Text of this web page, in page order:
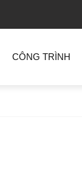
CÔNG TRÌNH